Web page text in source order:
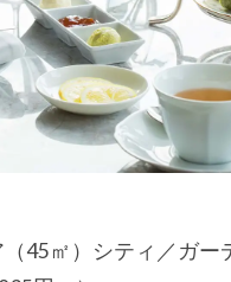
45㎡）シティ／ガー